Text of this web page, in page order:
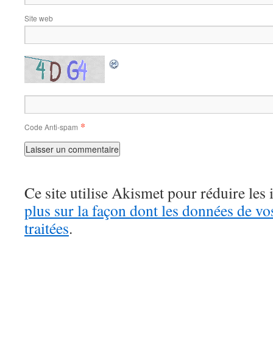
Site web
Code Anti-spam *
Ce site utilise Akismet pour réduire les
plus sur la façon dont les données de
traitées.